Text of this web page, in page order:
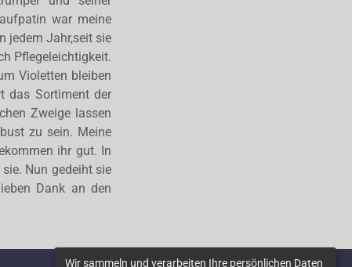
war meine
jedem Jahr,seit sie
Pflegeleichtigkeit.
Violetten bleiben
das Sortiment der
Zweige lassen
zu sein. Meine
ihr gut. In
Nun gedeiht sie
Dank an den
Wir sammeln und verarbeiten Ihre persönlichen Daten